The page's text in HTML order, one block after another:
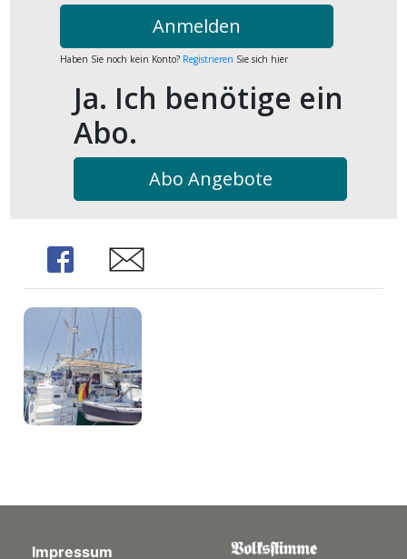
Anmelden
Haben Sie noch kein Konto? Registrieren Sie sich hier
Ja. Ich benötige ein
Abo.
Abo Angebote
Share Share
Impressum